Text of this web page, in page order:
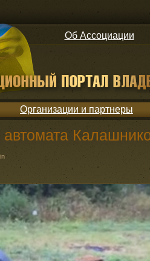
Об Ассоциации
Организации и партнеры